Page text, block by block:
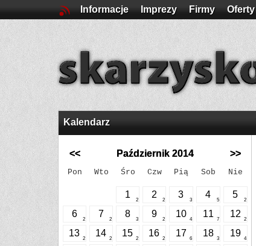
Informacje Imprezy Firmy Oferty
Kalendarz
<< Październik 2014 >>
Pon Wto Śro Czw Pią Sob Nie
1
2
2
2
3
3
4
5
5
2
6
2
7
2
8
3
9
2
10
4
11
7
12
2
13
2
14
2
15
2
16
2
17
6
18
3
19
4